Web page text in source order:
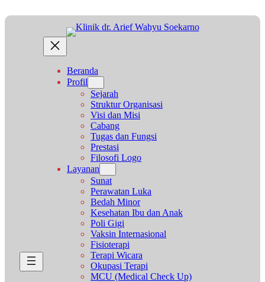
ke
Beranda
Profil
Sejarah
Struktur Organisasi
Visi dan Misi
Cabang
Tugas dan Fungsi
Prestasi
Filosofi Logo
Layanan
Sunat
Perawatan Luka
Bedah Minor
Kesehatan Ibu dan Anak
Poli Gigi
Vaksin Internasional
Fisioterapi
Terapi Wicara
Okupasi Terapi
MCU (Medical Check Up)